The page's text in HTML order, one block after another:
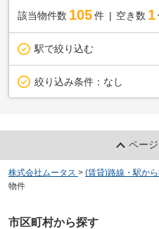
該当物件数 105件 空き数 1
駅で絞り込む
絞り込み条件： なし
ペー
株式会社ムータス > (賃貸)路線・駅か
物件
市区町村から探す